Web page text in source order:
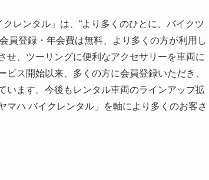
レンタル」は、“より多くのひとに、バイクツ
員登録・年会費は無料、より多くの方が利用し
せ、ツーリングに便利なアクセサリーを車両に
ス開始以来、多くの方に会員登録いただき、
います。今後もレンタル車両のラインアップ拡
ハ バイクレンタル」を軸により多くのお客さ